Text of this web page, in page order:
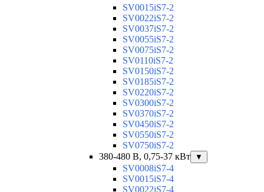
SV0015iS7-2
SV0022iS7-2
SV0037iS7-2
SV0055iS7-2
SV0075iS7-2
SV0110iS7-2
SV0150iS7-2
SV0185iS7-2
SV0220iS7-2
SV0300iS7-2
SV0370iS7-2
SV0450iS7-2
SV0550iS7-2
SV0750iS7-2
380-480 В, 0,75-37 кВт
▼
SV0008iS7-4
SV0015iS7-4
SV0022iS7-4